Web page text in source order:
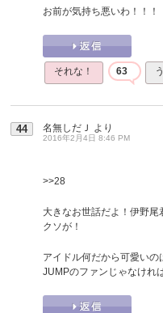
お前が気持ち悪いわ！！！
それな！ 63
44 名無しだＪ より
2016年2月4日 8:46 PM
>>28
大きなお世話だよ！伊野尾
クソが！
アイドル何だから可愛いの
JUMPのファンじゃなけれ